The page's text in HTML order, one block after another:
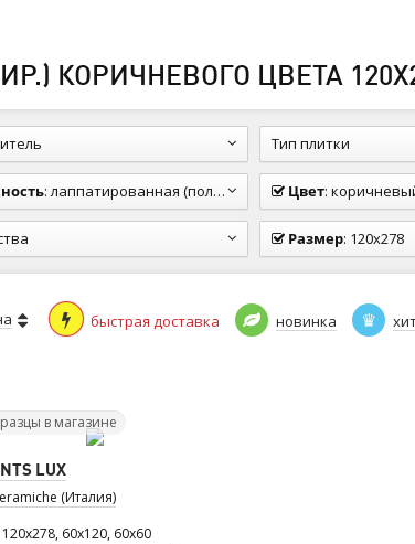
КОРИЧНЕВОГО ЦВЕТА
Тип плитки
: лаппатированная (полуполир.) Цвет:
Размер: 120x278
быстрая доставка новинка
в магазине
LUX
(Италия)
120x278, 60x120, 60x60